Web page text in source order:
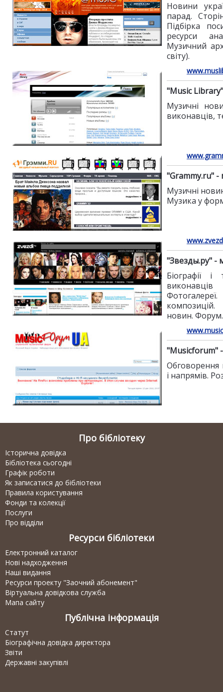
Новини
парад.
Підбірка
ресурси
Музичний
світу).
"Music
Музичні
виконавців,
"Grammy.ru" -
Музичні
Музика у
"Звезды.ру" -
Біографії і
композицій.
новин. Форум.
"Musicforum"
Обговорення
і напрямів.
Про бібліотеку
Історична довідка
Бібліотека сьогодні
Графік роботи
Як записатися до бібліотеки
Правила користування
Фонди та колекції
Послуги
Про відділи
Ресурси бібліотеки
Електронний каталог
Нові надходження
Наші видання
Ресурси проекту "Заочний абонемент"
Віртуальна довідкова служба
Мапа сайту
Публічна інформація
Статут
Біографічна довідка директора
Звіти
Державні закупівлі